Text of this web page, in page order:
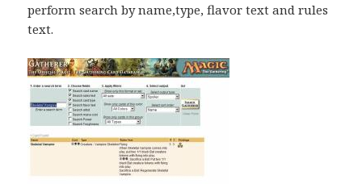
perform search by name,type, flavor text and rules
text.